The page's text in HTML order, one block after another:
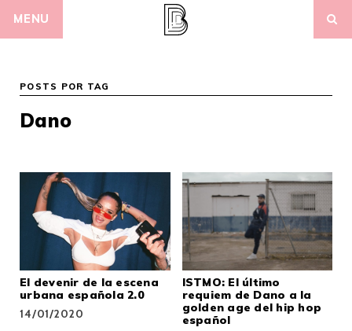
MENU
POSTS POR TAG
Dano
El devenir de la escena
urbana española 2.0
14/01/2020
ISTMO: El último
requiem de Dano a la
golden age del hip hop
español